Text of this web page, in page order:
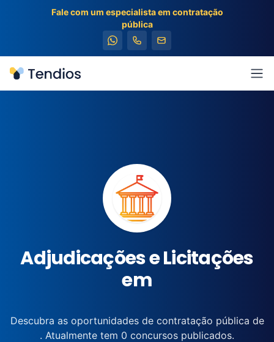
Fale com um especialista em contratação
pública
Tendios
Adjudicações e Licitações
em
Descubra as oportunidades de contratação pública de
. Atualmente tem 0 concursos publicados.